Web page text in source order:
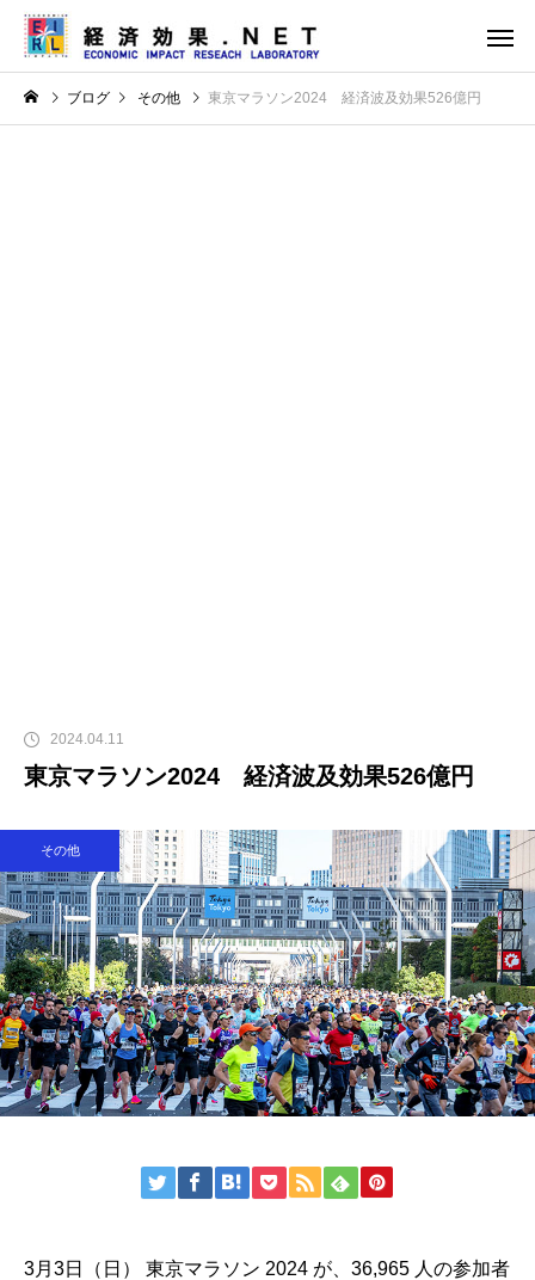
ブログ その他 東京マラソン2024 経済波及効果526億円
2024.04.11
東京マラソン2024 経済波及効果526億円
その他
3月3日（日） 東京マラソン 2024 が、36,965 人の参加者